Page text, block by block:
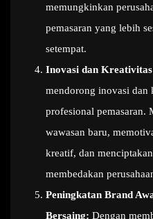
memungkinkan
pemasaran yang lebih
setempat.
Inovasi dan
mendorong inovasi dan
profesional pemasaran.
wawasan baru,
kreatif, dan
membedakan
Peningkatan Brand
Bersaing: Dengan